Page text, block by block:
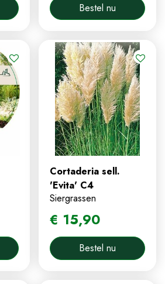
Bestel nu
Cortaderia sell.
'Evita' C4
Siergrassen
€ 15,90
Bestel nu